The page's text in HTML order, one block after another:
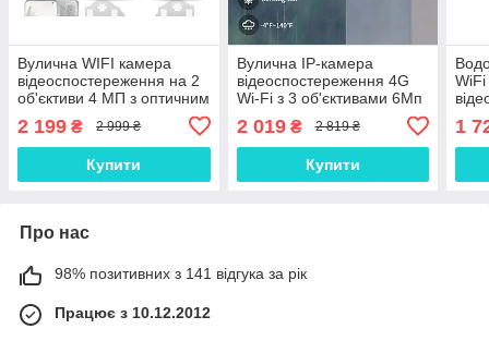
Вулична WIFI камера
відеоспостереження на 2
об'єктиви 4 МП з оптичним
водонепроникна PTZ IP-
камера з нічним баченням
2 199 ₴ 2 999 ₴
Купити
Вулична IP-камера
відеоспостереження 4G
Wi-Fi з 3 об'єктивами 6Мп
нічним баченням
2 019₴ 2 819 ₴
Купити
1
Про нас
98% позитивних з 141 відгука за рік
Працює з 10.12.2012